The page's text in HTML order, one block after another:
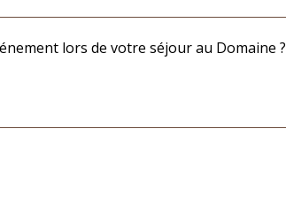
lors de votre séjour au Domaine ?